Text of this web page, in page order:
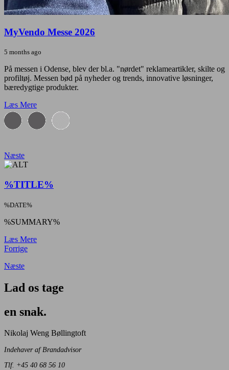
MyVendo Messe 2026
5 months ago
På messen i Odense, blev der bl.a. "nørdet" reklameartikler, skilte og
profiltøj. Messen bød på nyheder og trends, innovative løsninger,
bæredygtige produkter.
Læs Mere
Næste
%TITLE%
%DATE%
%SUMMARY%
Læs Mere
Forrige
Næste
Lad os tage
en snak.
Nikolaj Weng Bøllingtoft
Indehaver af Brandadvisor
Tlf. +45 40 68 56 10